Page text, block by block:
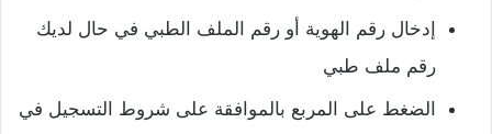
إدخال رقم الهوية أو رقم الملف الطبي في حال لديك
رقم ملف طبي
الضغط على المربع بالموافقة على شروط التسجيل في